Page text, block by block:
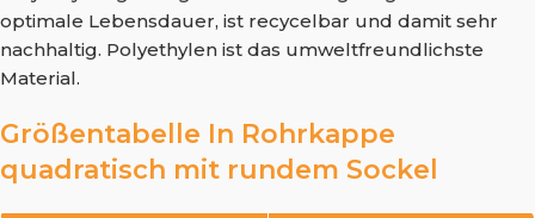
optimale Lebensdauer, ist recycelbar und damit sehr
nachhaltig. Polyethylen ist das umweltfreundlichste
Material.
Größentabelle In Rohrkappe
quadratisch mit rundem Sockel